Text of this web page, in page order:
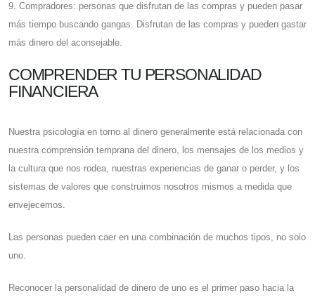
9. Compradores: personas que disfrutan de las compras y pueden pasar
más tiempo buscando gangas. Disfrutan de las compras y pueden gastar
más dinero del aconsejable.
COMPRENDER TU PERSONALIDAD
FINANCIERA
Nuestra psicología en torno al dinero generalmente está relacionada con
nuestra comprensión temprana del dinero, los mensajes de los medios y
la cultura que nos rodea, nuestras experiencias de ganar o perder, y los
sistemas de valores que construimos nosotros mismos a medida que
envejecemos.
Las personas pueden caer en una combinación de muchos tipos, no solo
uno.
Reconocer la personalidad de dinero de uno es el primer paso hacia la